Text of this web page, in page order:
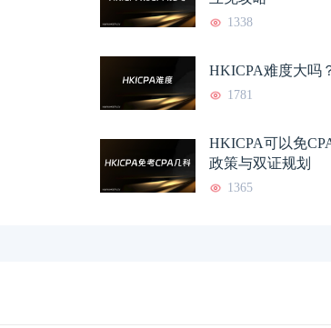
1338
HKICPA难度大吗
1781
HKICPA可以免
政策与双证规划
1365